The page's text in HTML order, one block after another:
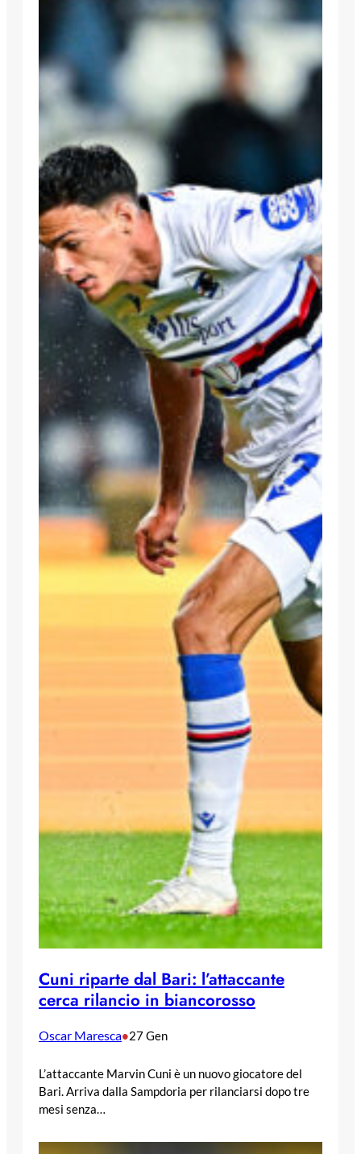
Cuni riparte dal Bari: l’attaccante
cerca rilancio in biancorosso
Oscar Maresca•27 Gen
L’attaccante Marvin Cuni è un nuovo giocatore del
Bari. Arriva dalla Sampdoria per rilanciarsi dopo tre
mesi senza…